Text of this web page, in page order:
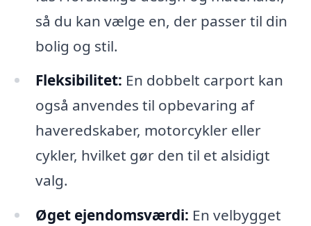
så du kan vælge en, der passer til din
bolig og stil.
Fleksibilitet: En dobbelt carport kan
også anvendes til opbevaring af
haveredskaber, motorcykler eller
cykler, hvilket gør den til et alsidigt
valg.
Øget ejendomsværdi: En velbygget